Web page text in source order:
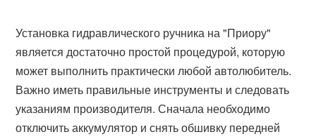
Установка гидравлического ручника на "Приору"
является достаточно простой процедурой, которую
может выполнить практически любой автолюбитель.
Важно иметь правильные инструменты и следовать
указаниям производителя. Сначала необходимо
отключить аккумулятор и снять обшивку передней